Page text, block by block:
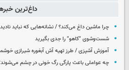
داغ‌ترین
چرا ماشین داغ می‌کند؟ / نشانه‌هایی که نباید
شست‌وشوی "کاهو" را جدی بگیرید
آموزش آشپزی / طرز تهیه آش آبغوره شیرازی
چه عواملی باعث پارگی رگ خونی در چشم